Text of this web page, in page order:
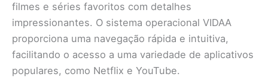
filmes e séries favoritos com detalhes
impressionantes. O sistema operacional VIDAA
proporciona uma navegação rápida e intuitiva,
facilitando o acesso a uma variedade de aplicativos
populares, como Netflix e YouTube.